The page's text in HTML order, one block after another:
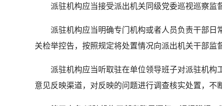
派驻机构应当接受派出机关同级党委巡视巡察监
派驻机构应当明确专门机构或者人员负责干部日
关检举控告，按照规定将处置情况向派出机关干部监
派驻机构应当听取驻在单位领导班子对派驻机构
意见反映渠道，对反映的问题进行调查核实处置，不